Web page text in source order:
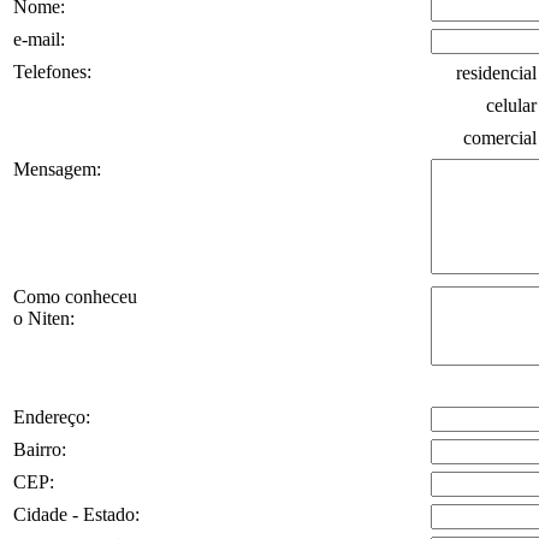
Nome:
e-mail:
Telefones:
residencial
celular
comercial
Mensagem:
Como conheceu
o Niten:
Endereço:
Bairro:
CEP:
Cidade - Estado: